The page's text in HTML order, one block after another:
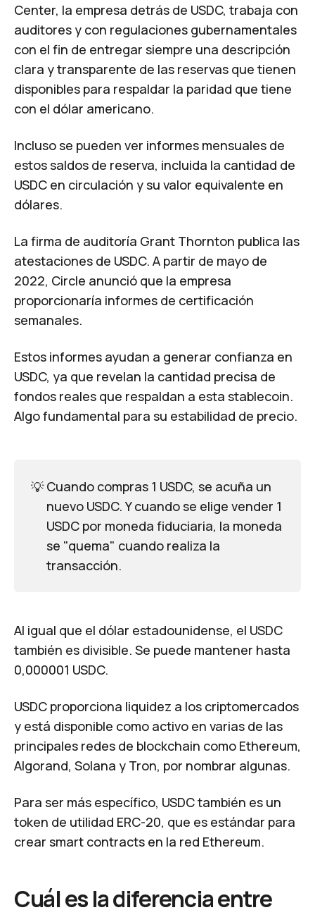
Center, la empresa detrás de USDC, trabaja con
auditores y con regulaciones gubernamentales
con el fin de entregar siempre una descripción
clara y transparente de las reservas que tienen
disponibles para respaldar la paridad que tiene
con el dólar americano.
Incluso se pueden ver informes mensuales de
estos saldos de reserva, incluida la cantidad de
USDC en circulación y su valor equivalente en
dólares.
La firma de auditoría Grant Thornton publica las
atestaciones de USDC. A partir de mayo de
2022, Circle anunció que la empresa
proporcionaría informes de certificación
semanales.
Estos informes ayudan a generar confianza en
USDC, ya que revelan la cantidad precisa de
fondos reales que respaldan a esta stablecoin.
Algo fundamental para su estabilidad de precio.
💡 Cuando compras 1 USDC, se acuña un
nuevo USDC. Y cuando se elige vender 1
USDC por moneda fiduciaria, la moneda
se "quema" cuando realiza la
transacción.
Al igual que el dólar estadounidense, el USDC
también es divisible. Se puede mantener hasta
0,000001 USDC.
USDC proporciona liquidez a los criptomercados
y está disponible como activo en varias de las
principales redes de blockchain como Ethereum,
Algorand, Solana y Tron, por nombrar algunas.
Para ser más específico, USDC también es un
token de utilidad ERC-20, que es estándar para
crear smart contracts en la red Ethereum.
Cuál es la diferencia entre